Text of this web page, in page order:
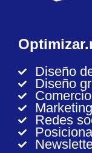
Diseño
Diseño
Redes